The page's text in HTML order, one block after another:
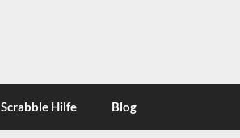
Scrabble Hilfe Blog